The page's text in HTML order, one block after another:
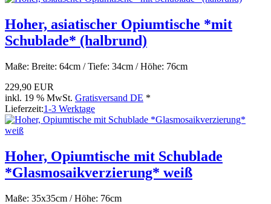
Hoher, asiatischer Opiumtische *mit
Schublade* (halbrund)
Maße: Breite: 64cm / Tiefe: 34cm / Höhe: 76cm
229,90 EUR
inkl. 19 % MwSt. Gratisversand DE *
Lieferzeit:1-3 Werktage
Hoher, Opiumtische mit Schublade
*Glasmosaikverzierung* weiß
Maße: 35x35cm / Höhe: 76cm